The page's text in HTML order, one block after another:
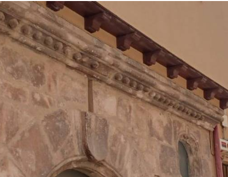
GALERIE
DES
IMAGES
Nombre
de
sliders
:
4